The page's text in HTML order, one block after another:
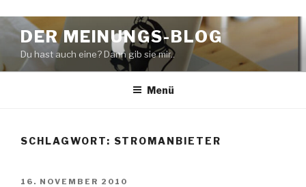
Zum
Inhalt
springen
DER MEINUNGS-BLOG
Du hast auch eine? Dann gib sie mir..
Menü
SCHLAGWORT: STROMANBIETER
VERÖFFENTLICHT
16. NOVEMBER 2010